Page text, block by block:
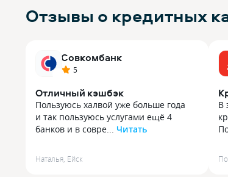
Отзывы о кредитных
Совкомбанк
5
Отличный кэшбэк
Пользуюсь халвой уже больше года
и так пользуюсь услугами ещё 4
банков и в совре... Читать
и так пользуюсь услугами ещё 4
банков и в современном мире
Наталья, Ейск
В